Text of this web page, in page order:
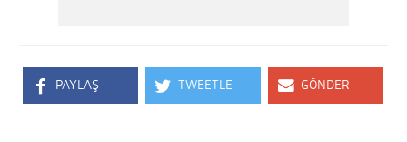
PAYLAŞ TWEETLE GÖNDER